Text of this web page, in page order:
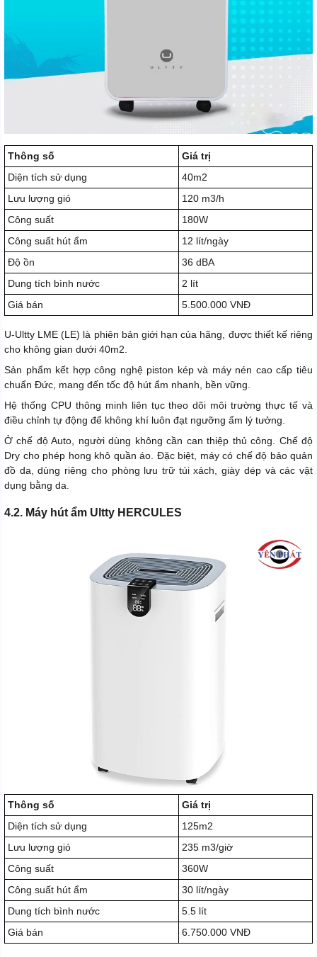
Thông số
Giá trị
Diện tích sử dụng
40m2
Lưu lượng gió
120 m3/h
Công suất
180W
Công suất hút ẩm
12 lít/ngày
Độ ồn
36 dBA
Dung tích bình nước
2 lít
Giá bán
5.500.000 VNĐ
U-Ultty LME (LE) là phiên bản giới hạn của hãng, được thiết kế riêng
cho không gian dưới 40m2.
Sản phẩm kết hợp công nghệ piston kép và máy nén cao cấp tiêu
chuẩn Đức, mang đến tốc độ hút ẩm nhanh, bền vững.
Hệ thống CPU thông minh liên tục theo dõi môi trường thực tế và
điều chỉnh tự động để không khí luôn đạt ngưỡng ẩm lý tưởng.
Ở chế độ Auto, người dùng không cần can thiệp thủ công. Chế độ
Dry cho phép hong khô quần áo. Đặc biệt, máy có chế độ bảo quản
đồ da, dùng riêng cho phòng lưu trữ túi xách, giày dép và các vật
dụng bằng da.
4.2. Máy hút ẩm Ultty HERCULES
Thông số
Giá trị
Diện tích sử dụng
125m2
Lưu lượng gió
235 m3/giờ
Công suất
360W
Công suất hút ẩm
30 lít/ngày
Dung tích bình nước
5.5 lít
Giá bán
6.750.000 VNĐ